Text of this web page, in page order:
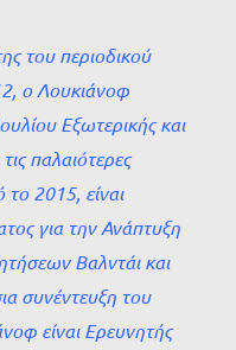
του περιοδικού
ο Λουκιάνοφ
Εξωτερικής και
παλαιότερες
2015, είναι
για την Ανάπτυξη
Βαλντάι και
συνέντευξη του
είναι Ερευνητής